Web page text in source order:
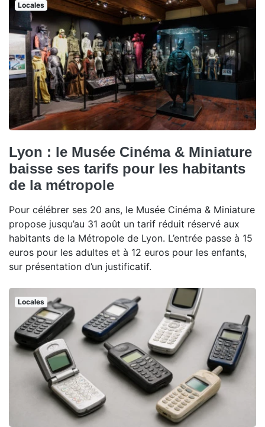
Locales
Lyon : le Musée Cinéma & Miniature
baisse ses tarifs pour les habitants
de la métropole
Pour célébrer ses 20 ans, le Musée Cinéma & Miniature
propose jusqu’au 31 août un tarif réduit réservé aux
habitants de la Métropole de Lyon. L’entrée passe à 15
euros pour les adultes et à 12 euros pour les enfants,
sur présentation d’un justificatif.
Locales